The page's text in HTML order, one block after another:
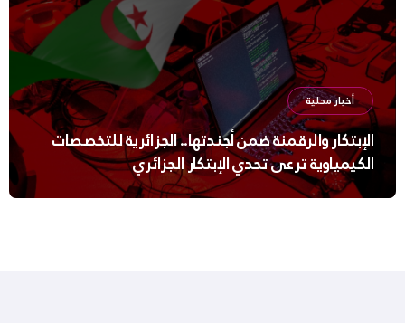
أخبار محلية
الإبتكار والرقمنة ضمن أجندتها.. الجزائرية للتخصصات
الكيمياوية ترعى تحدي الإبتكار الجزائري